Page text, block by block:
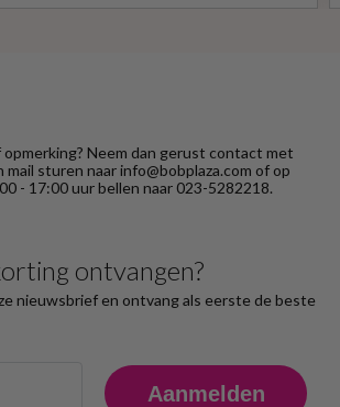
opmerking? Neem dan gerust contact met
sturen naar info@bobplaza.com of op
- 17:00 uur bellen naar 023-5282218.
ontvangen?
nieuwsbrief en ontvang als eerste de beste
Aanmelden